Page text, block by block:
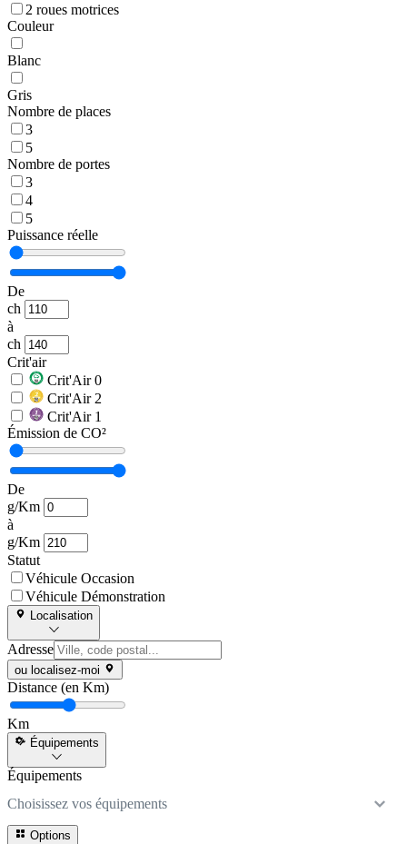
2 roues motrices
Couleur
Blanc
Gris
Nombre de places
3
5
Nombre de portes
3
4
5
Puissance réelle
De
ch
à
ch
Crit'air
Crit'Air 0
Crit'Air 2
Crit'Air 1
Émission de CO²
De
g/Km
à
g/Km
Statut
Véhicule Occasion
Véhicule Démonstration
Localisation
Adresse
ou localisez-moi
Distance (en Km)
Km
Équipements
Équipements
Choisissez vos équipements
Options